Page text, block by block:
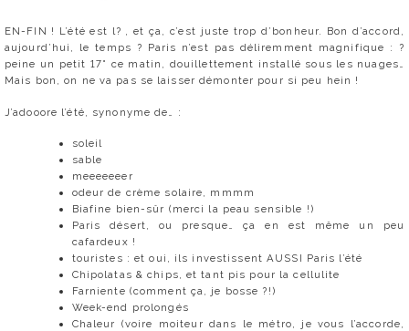
EN-FIN ! L’été est l? , et ça, c’est juste trop d’bonheur. Bon d’accord,
aujourd’hui, le temps ? Paris n’est pas déliremment magnifique : ?
peine un petit 17° ce matin, douillettement installé sous les nuages…
Mais bon, on ne va pas se laisser démonter pour si peu hein !
J’adooore l’été, synonyme de… :
soleil
sable
meeeeeeer
odeur de crème solaire, mmmm
Biafine bien-sûr (merci la peau sensible !)
Paris désert, ou presque… ça en est même un peu
cafardeux !
touristes : et oui, ils investissent AUSSI Paris l’été
Chipolatas & chips, et tant pis pour la cellulite
Farniente (comment ça, je bosse ?!)
Week-end prolongés
Chaleur (voire moiteur dans le métro, je vous l’accorde,